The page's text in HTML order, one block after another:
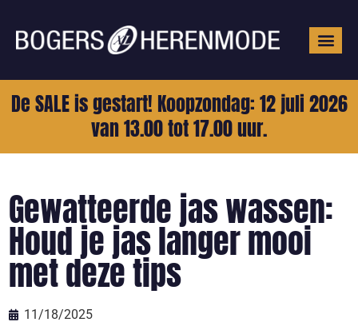
De SALE is gestart! Koopzondag: 12 juli 2026
van 13.00 tot 17.00 uur.
Gewatteerde jas wassen:
Houd je jas langer mooi
met deze tips
11/18/2025